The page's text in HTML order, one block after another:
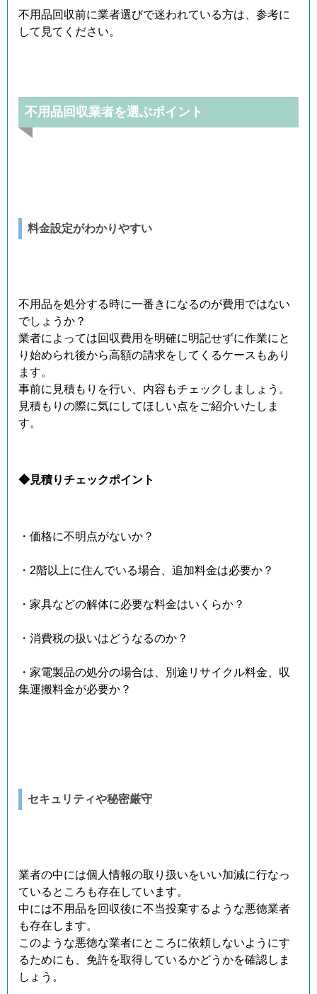
不用品回収前に業者選びで迷われている方は、参考に
して見てください。
不用品回収業者を選ぶポイント
料金設定がわかりやすい
不用品を処分する時に一番きになるのが費用ではない
でしょうか？
業者によっては回収費用を明確に明記せずに作業にと
り始められ後から高額の請求をしてくるケースもあり
ます。
事前に見積もりを行い、内容もチェックしましょう。
見積もりの際に気にしてほしい点をご紹介いたしま
す。
◆見積りチェックポイント
・価格に不明点がないか？
・2階以上に住んでいる場合、追加料金は必要か？
・家具などの解体に必要な料金はいくらか？
・消費税の扱いはどうなるのか？
・家電製品の処分の場合は、別途リサイクル料金、収
集運搬料金が必要か？
セキュリティや秘密厳守
業者の中には個人情報の取り扱いをいい加減に行なっ
ているところも存在しています。
中には不用品を回収後に不当投棄するような悪徳業者
も存在します。
このような悪徳な業者にところに依頼しないようにす
るためにも、免許を取得しているかどうかを確認しま
しょう。